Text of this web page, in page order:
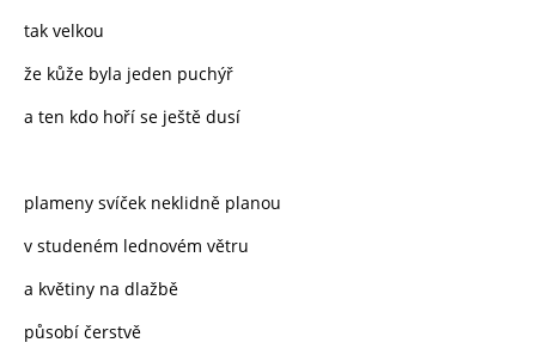
tak velkou
že kůže byla jeden puchýř
a ten kdo hoří se ještě dusí
plameny svíček neklidně planou
v studeném lednovém větru
a květiny na dlažbě
působí čerstvě